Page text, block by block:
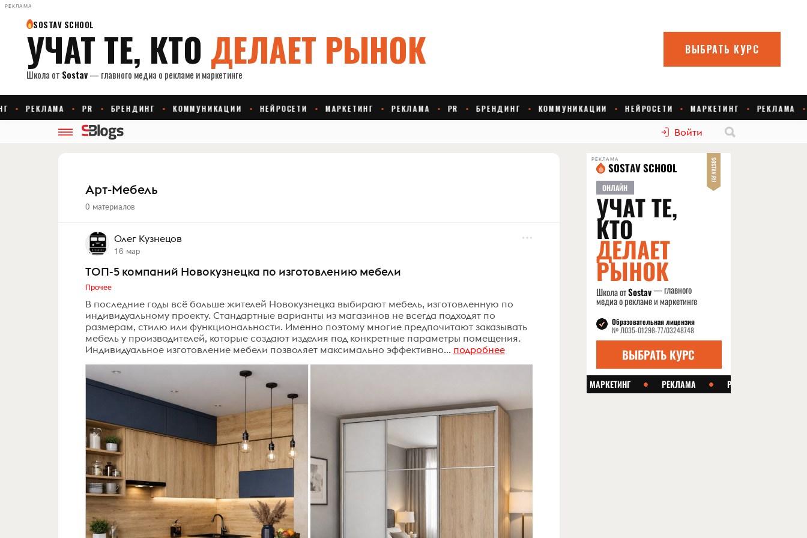
РЕКЛАМА
Войти
Арт-Мебель
0 материалов
Олег Кузнецов
16 мар
ТОП-5 компаний Новокузнецка по изготовлению мебели
Прочее
В последние годы всё больше жителей Новокузнецка выбирают мебель, изготовленную по
индивидуальному проекту. Стандартные варианты из магазинов не всегда подходят по
размерам, стилю или функциональности. Именно поэтому многие предпочитают заказывать
мебель у производителей, которые создают изделия под конкретные параметры помещения.
Индивидуальное изготовление мебели позволяет максимально эффективно... подробнее
РЕКЛАМА